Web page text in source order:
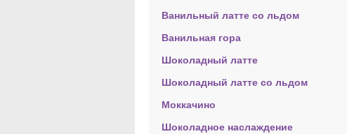
Ванильный латте со льдом
Ванильная гора
Шоколадный латте
Шоколадный латте со льдом
Моккачино
Шоколадное наслаждение